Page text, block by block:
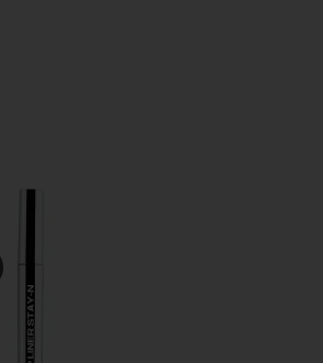
DELINEADOR DE LABIOS LIP LINER STAY-N